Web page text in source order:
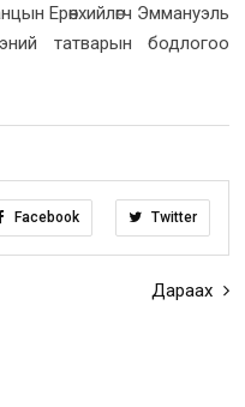
Ерөнхийлөгч Эммануэль
татварын бодлогоо
Facebook Twitter
Дараах